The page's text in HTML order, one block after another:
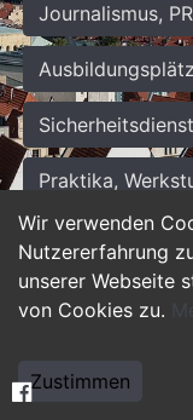
Wir verwenden
Nutzererfahrung
unserer Webseite
von Cookies zu.
Zustimmen
Journalismus,
Praktika,
Personalwesen
Hilfskräfte,
Weiterbildung,